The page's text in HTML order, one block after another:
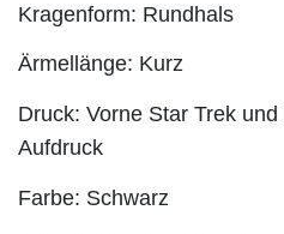
Kragenform: Rundhals
Ärmellänge: Kurz
Druck: Vorne Star Trek
Aufdruck
Farbe: Schwarz